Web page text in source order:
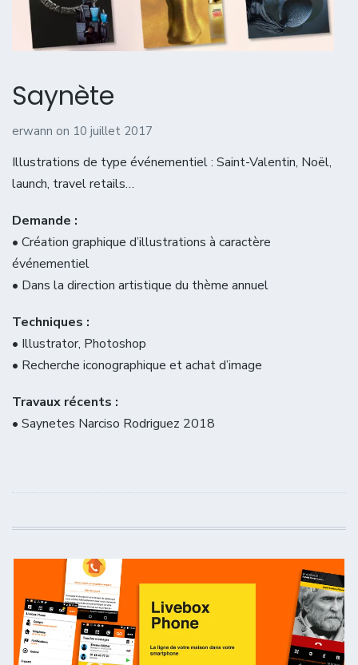
Saynète
erwann on 10 juillet 2017
Illustrations de type événementiel : Saint-Valentin, Noël,
launch, travel retails…
Demande :
• Création graphique d’illustrations à caractère
événementiel
• Dans la direction artistique du thème annuel
Techniques :
• Illustrator, Photoshop
• Recherche iconographique et achat d’image
Travaux récents :
• Saynetes Narciso Rodriguez 2018